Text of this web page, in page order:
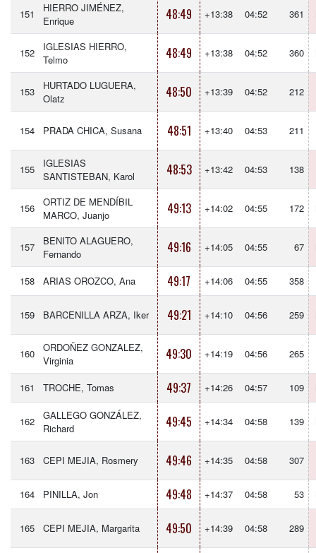
151
HIERRO JIMÉNEZ,
Enrique
48:49 +13:38 04:52 361
152
IGLESIAS HIERRO,
Telmo
48:49 +13:38 04:52 360
153
HURTADO LUGUERA,
Olatz
48:50 +13:39 04:52 212
154 PRADA CHICA, Susana 48:51 +13:40 04:53 211
155
IGLESIAS
SANTISTEBAN, Karol
48:53 +13:42 04:53 138
156
ORTIZ DE MENDÍBIL
MARCO, Juanjo
49:13 +14:02 04:55 172
157
BENITO ALAGUERO,
Fernando
49:16 +14:05 04:55 67
158 ARIAS OROZCO, Ana 49:17 +14:06 04:55 358
159 BARCENILLA ARZA, Iker 49:21 +14:10 04:56 259
160
ORDOÑEZ GONZALEZ,
Virginia
49:30 +14:19 04:56 265
161 TROCHE, Tomas 49:37 +14:26 04:57 109
162
GALLEGO GONZÁLEZ,
Richard
49:45 +14:34 04:58 139
163 CEPI MEJIA, Rosmery 49:46 +14:35 04:58 307
164 PINILLA, Jon 49:48 +14:37 04:58 53
165 CEPI MEJIA, Margarita 49:50 +14:39 04:58 289